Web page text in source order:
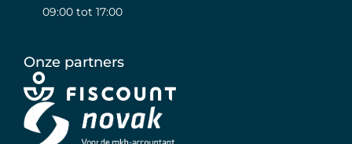
09:00 tot 17:00
Onze partners